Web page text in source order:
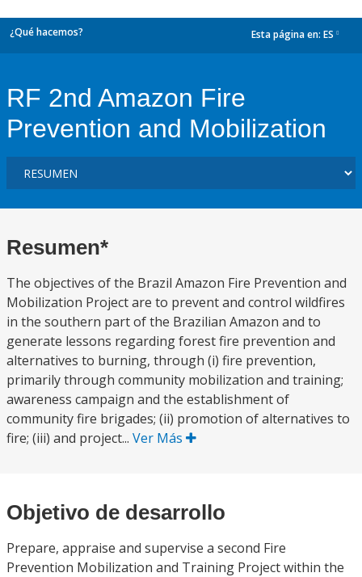
¿Qué hacemos? Esta página en: ES
RF 2nd Amazon Fire
Prevention and Mobilization
Resumen*
The objectives of the Brazil Amazon Fire Prevention and
Mobilization Project are to prevent and control wildfires
in the southern part of the Brazilian Amazon and to
generate lessons regarding forest fire prevention and
alternatives to burning, through (i) fire prevention,
primarily through community mobilization and training;
awareness campaign and the establishment of
community fire brigades; (ii) promotion of alternatives to
fire; (iii) and project... Ver Más
Objetivo de desarrollo
Prepare, appraise and supervise a second Fire
Prevention Mobilization and Training Project within the